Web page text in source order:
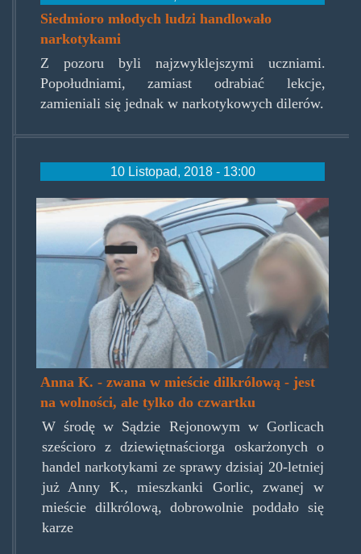
Siedmioro młodych ludzi handlowało
narkotykami
Z pozoru byli najzwyklejszymi uczniami.
Popołudniami, zamiast odrabiać lekcje,
zamieniali się jednak w narkotykowych dilerów.
10 Listopad, 2018 - 13:00
annakrolowadilerow.jpg
Anna K. - zwana w mieście dilkrólową - jest
na wolności, ale tylko do czwartku
W środę w Sądzie Rejonowym w Gorlicach
sześcioro z dziewiętnaściorga oskarżonych o
handel narkotykami ze sprawy dzisiaj 20-letniej
już Anny K., mieszkanki Gorlic, zwanej w
mieście dilkrólową, dobrowolnie poddało się
karze